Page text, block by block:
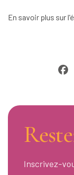
En savoir plus sur
Inscrivez-